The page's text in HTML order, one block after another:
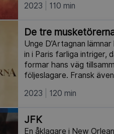
2023
110 min
De tre
Unge D’Artagnan
in i Paris farliga intriger,
formar hans väg
följeslagare. Fransk
2023
120 min
JFK
En åklagare i New